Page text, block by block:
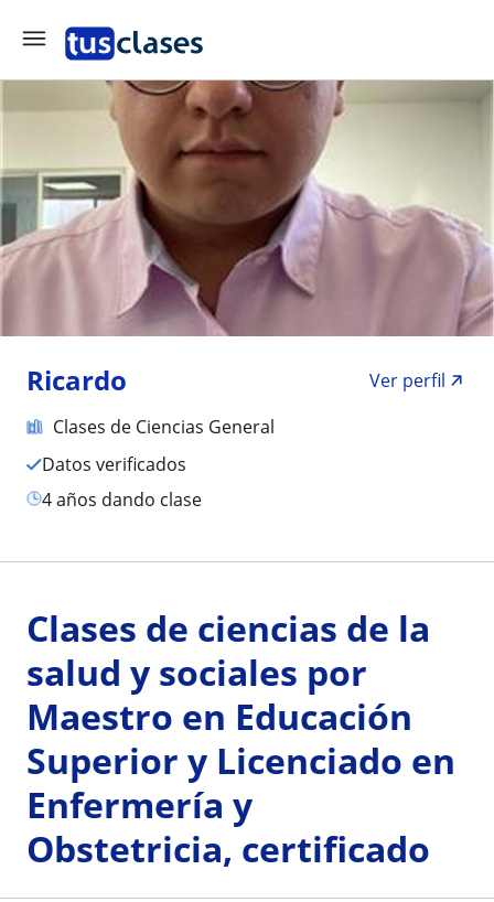
Ricardo
Ver perfil
Clases de Ciencias General
Datos verificados
4 años dando clase
Clases de ciencias de la
salud y sociales por
Maestro en Educación
Superior y Licenciado en
Enfermería y
Obstetricia, certificado